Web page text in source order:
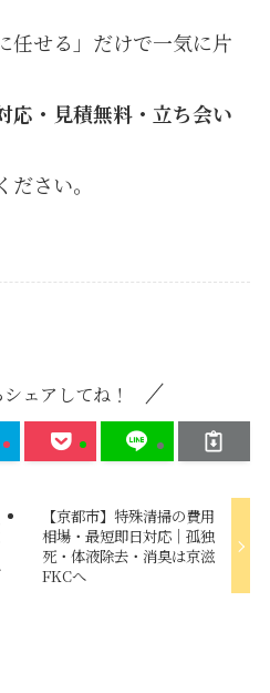
任せる」だけで一気に片
応・見積無料・立ち会い
さい。
ェアしてね！
【京都市】特殊清掃の費用
相場・最短即日対応｜孤独
死・体液除去・消臭は京滋
FKCへ